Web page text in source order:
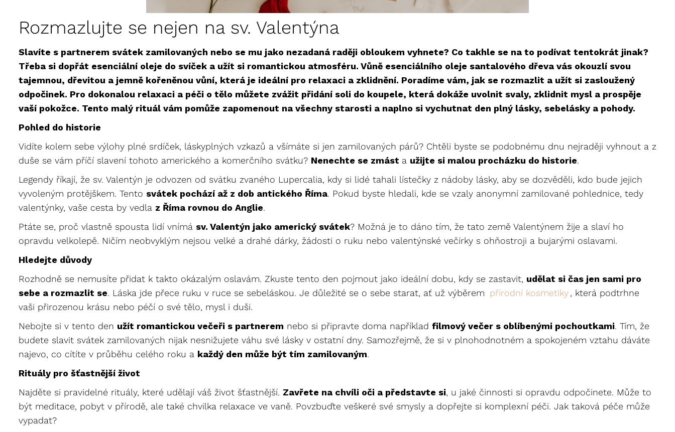
Rozmazlujte se nejen na sv. Valentýna
Slavíte s partnerem svátek zamilovaných nebo se mu jako nezadaná raději obloukem vyhnete? Co takhle se na to podívat tentokrát jinak?
Třeba si dopřát esenciální oleje do svíček a užít si romantickou atmosféru. Vůně esenciálního oleje santalového dřeva vás okouzlí svou
tajemnou, dřevitou a jemně kořeněnou vůní, která je ideální pro relaxaci a zklidnění. Poradíme vám, jak se rozmazlit a užít si zasloužený
odpočinek. Pro dokonalou relaxaci a péči o tělo můžete zvážit přidání soli do koupele, která dokáže uvolnit svaly, zklidnit mysl a prospěje
vaší pokožce. Tento malý rituál vám pomůže zapomenout na všechny starosti a naplno si vychutnat den plný lásky, sebelásky a pohody.
Pohled do historie
Vidíte kolem sebe výlohy plné srdíček, láskyplných vzkazů a všímáte si jen zamilovaných párů? Chtěli byste se podobnému dnu nejraději vyhnout a z
duše se vám příčí slavení tohoto amerického a komerčního svátku? Nenechte se zmást a užijte si malou procházku do historie.
Legendy říkají, že sv. Valentýn je odvozen od svátku zvaného Lupercalia, kdy si lidé tahali lístečky z nádoby lásky, aby se dozvěděli, kdo bude jejich
vyvoleným protějškem. Tento svátek pochází až z dob antického Říma. Pokud byste hledali, kde se vzaly anonymní zamilované pohlednice, tedy
valentýnky, vaše cesta by vedla z Říma rovnou do Anglie.
Ptáte se, proč vlastně spousta lidí vnímá sv. Valentýn jako americký svátek? Možná je to dáno tím, že tato země Valentýnem žije a slaví ho
opravdu velkolepě. Ničím neobvyklým nejsou velké a drahé dárky, žádosti o ruku nebo valentýnské večírky s ohňostroji a bujarými oslavami.
Hledejte důvody
Rozhodně se nemusíte přidat k takto okázalým oslavám. Zkuste tento den pojmout jako ideální dobu, kdy se zastavit, udělat si čas jen sami pro
sebe a rozmazlit se. Láska jde přece ruku v ruce se sebeláskou. Je důležité se o sebe starat, ať už výběrem přírodní kosmetiky , která podtrhne
vaši přirozenou krásu nebo péčí o své tělo, mysl i duši.
Nebojte si v tento den užít romantickou večeři s partnerem nebo si připravte doma například filmový večer s oblíbenými pochoutkami. Tím, že
budete slavit svátek zamilovaných nijak nesnižujete váhu své lásky v ostatní dny. Samozřejmě, že si v plnohodnotném a spokojeném vztahu dáváte
najevo, co cítíte v průběhu celého roku a každý den může být tím zamilovaným.
Rituály pro šťastnější život
Najděte si pravidelné rituály, které udělají váš život šťastnější. Zavřete na chvíli oči a představte si, u jaké činnosti si opravdu odpočinete. Může to
být meditace, pobyt v přírodě, ale také chvilka relaxace ve vaně. Povzbuďte veškeré své smysly a dopřejte si komplexní péči. Jak taková péče může
vypadat?